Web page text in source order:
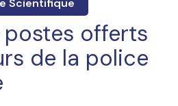
Scientifique
offerts
de la police